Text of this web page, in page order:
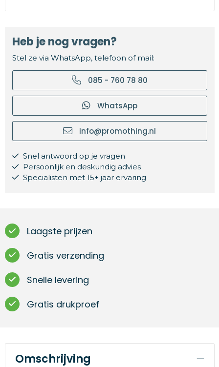
Heb je nog vragen?
Stel ze via WhatsApp, telefoon of mail:
085 - 760 78 80
WhatsApp
info@promothing.nl
Snel antwoord op je vragen
Persoonlijk en deskundig advies
Specialisten met 15+ jaar ervaring
Laagste prijzen
Gratis verzending
Snelle levering
Gratis drukproef
Omschrijving